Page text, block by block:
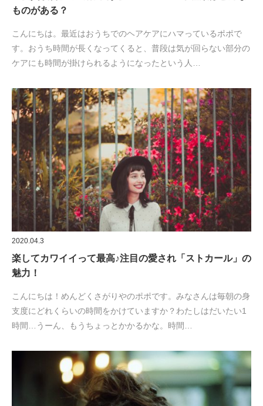
ものがある？
こんにちは。最近はおうちでのヘアケアにハマっているポポで
す。おうち時間が長くなってくると、普段は気が回らない部分の
ケアにも時間が掛けられるようになったという人…
2020.04.3
楽してカワイイって最高♪注目の愛され「ストカール」の
魅力！
こんにちは！めんどくさがりやのポポです。みなさんは毎朝の身
支度にどれくらいの時間をかけていますか？わたしはだいたい1
時間…うーん、もうちょっとかかるかな。時間…